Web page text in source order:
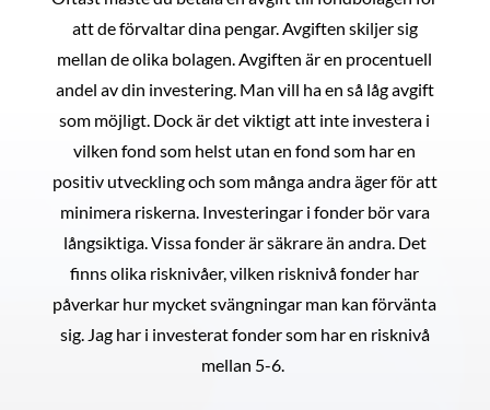
att de förvaltar dina pengar. Avgiften skiljer sig
mellan de olika bolagen. Avgiften är en procentuell
andel av din investering. Man vill ha en så låg avgift
som möjligt. Dock är det viktigt att inte investera i
vilken fond som helst utan en fond som har en
positiv utveckling och som många andra äger för att
minimera riskerna. Investeringar i fonder bör vara
långsiktiga. Vissa fonder är säkrare än andra. Det
finns olika risknivåer, vilken risknivå fonder har
påverkar hur mycket svängningar man kan förvänta
sig. Jag har i investerat fonder som har en risknivå
mellan 5-6.